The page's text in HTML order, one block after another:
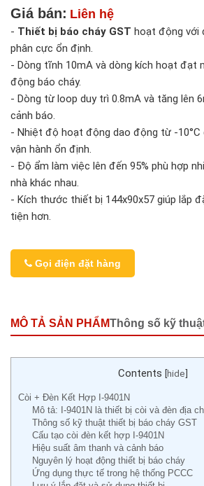
Giá bán: Liên hệ
- Thiết bị báo cháy GST hoạt động với
phân cực ổn định.
- Dòng tĩnh 10mA và dòng kích hoạt đạt
động báo cháy.
- Dòng từ loop duy trì 0.8mA và tăng lên
cảnh báo.
- Nhiệt độ hoạt động dao động từ -10°C
vận hành ổn định.
- Độ ẩm làm việc lên đến 95% phù hợp
nhà khác nhau.
- Kích thước thiết bị 144x90x57 giúp lắp
tiện hơn.
Gọi điện đặt hàng
MÔ TẢ SẢN PHẨMThông số kỹ
Contents [hide]
Còi + Đèn Kết Hợp I-9401N
Mô tả: I-9401N là thiết bị còi và đèn địa
Thông số kỹ thuật thiết bị báo cháy GST
Cấu tạo còi đèn kết hợp I-9401N
Hiệu suất âm thanh và cảnh báo
Nguyên lý hoạt động thiết bị báo cháy
Ứng dụng thực tế trong hệ thống PCCC